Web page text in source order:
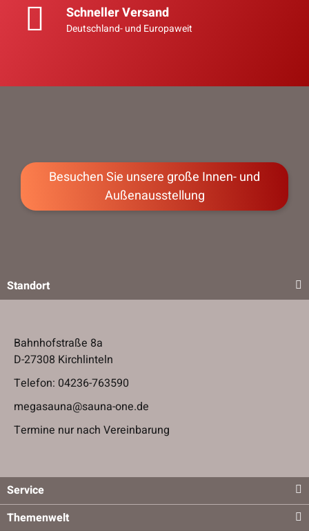
Schneller Versand
Deutschland- und Europaweit
Besuchen Sie unsere große Innen- und
Außenausstellung
Standort
Bahnhofstraße 8a
D-27308 Kirchlinteln
Telefon: 04236-763590
megasauna@sauna-one.de
Termine nur nach Vereinbarung
Service
Themenwelt